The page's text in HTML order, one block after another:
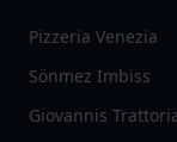
Pizzeria Venezia
Sönmez Imbiss
Giovannis